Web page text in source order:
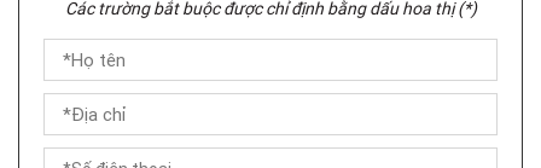
Các trường bắt buộc được chỉ định bằng dấu hoa thị (*)